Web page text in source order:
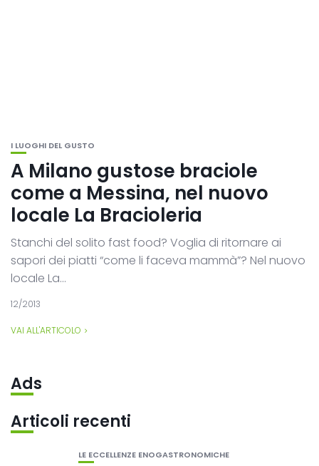
I LUOGHI DEL GUSTO
A Milano gustose braciole
come a Messina, nel nuovo
locale La Bracioleria
Stanchi del solito fast food? Voglia di ritornare ai
sapori dei piatti “come li faceva mammà”? Nel nuovo
locale La...
12/2013
VAI ALL'ARTICOLO
Ads
Articoli recenti
LE ECCELLENZE ENOGASTRONOMICHE